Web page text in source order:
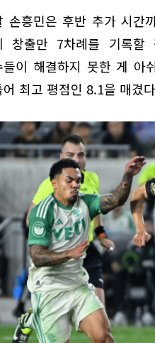
손흥민은 후반 추가 시간
창출만 7차례를 기록할
들이 해결하지 못한 게 아
어 최고 평점인 8.1을 매겼